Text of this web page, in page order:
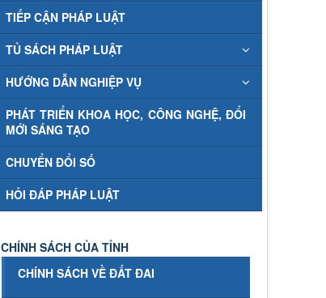
TIẾP CẬN PHÁP LUẬT
TỦ SÁCH PHÁP LUẬT
HƯỚNG DẪN NGHIỆP VỤ
PHÁT TRIỂN KHOA HỌC, CÔNG NGHỆ, ĐỔI
MỚI SÁNG TẠO
CHUYỂN ĐỔI SỐ
HỎI ĐÁP PHÁP LUẬT
CHÍNH SÁCH CỦA TỈNH
CHÍNH SÁCH VỀ ĐẤT ĐAI